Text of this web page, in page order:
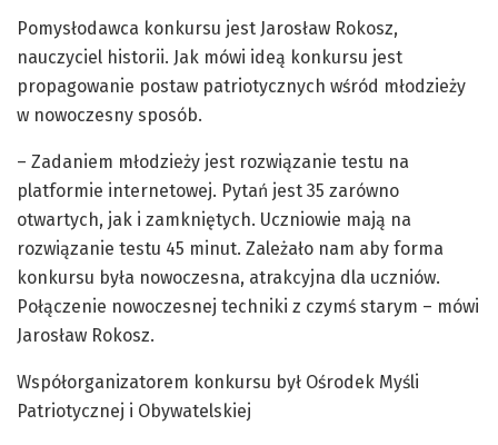
Pomysłodawca konkursu jest Jarosław Rokosz,
nauczyciel historii. Jak mówi ideą konkursu jest
propagowanie postaw patriotycznych wśród młodzieży
w nowoczesny sposób.
– Zadaniem młodzieży jest rozwiązanie testu na
platformie internetowej. Pytań jest 35 zarówno
otwartych, jak i zamkniętych. Uczniowie mają na
rozwiązanie testu 45 minut. Zależało nam aby forma
konkursu była nowoczesna, atrakcyjna dla uczniów.
Połączenie nowoczesnej techniki z czymś starym – mówi
Jarosław Rokosz.
Współorganizatorem konkursu był Ośrodek Myśli
Patriotycznej i Obywatelskiej